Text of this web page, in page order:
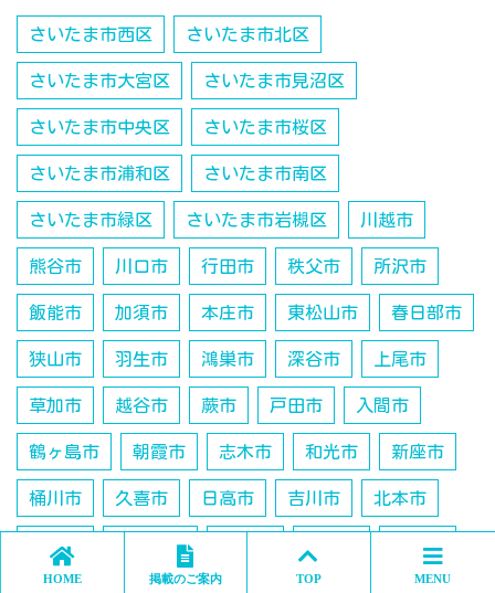
さいたま市西区 さいたま市北区
さいたま市大宮区 さいたま市見沼区
さいたま市中央区 さいたま市桜区
さいたま市浦和区 さいたま市南区
さいたま市緑区 さいたま市岩槻区 川越市
熊谷市 川口市 行田市 秩父市 所沢市
飯能市 加須市 本庄市 東松山市 春日部市
狭山市 羽生市 鴻巣市 深谷市 上尾市
草加市 越谷市 蕨市 戸田市 入間市
鶴ヶ島市 朝霞市 志木市 和光市 新座市
桶川市 久喜市 日高市 吉川市 北本市
八潮市 富士見市 坂戸市
HOME 掲載のご案内 TOP MENU